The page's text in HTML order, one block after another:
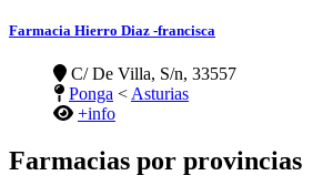
Farmacia Hierro Diaz -francisca
C/ De Villa, S/n, 33557
Ponga < Asturias
+info
Farmacias por provincias